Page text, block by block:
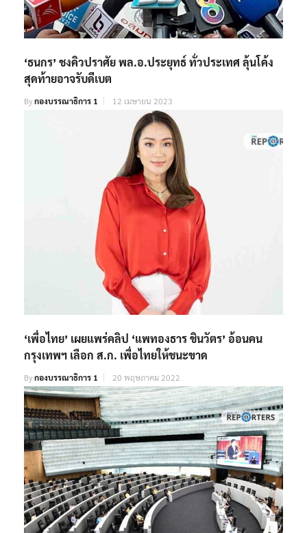
‘ธนกร’ ชงคิวปราศัย พล.อ.ประยุทธ์ ทั่วประเทศ ลุ้นโค้ง
สุดท้ายอาจรับดีเบต
Byกองบรรณาธิการ 1 12 เมษายน 2023
‘เพื่อไทย’ เผยแพร่คลิป ‘แพทองธาร ชินวัตร’ อ้อนคน
กรุงเทพฯ เลือก ส.ก. เพื่อไทยให้ชนะขาด
Byกองบรรณาธิการ 1 20 พฤษภาคม 2022